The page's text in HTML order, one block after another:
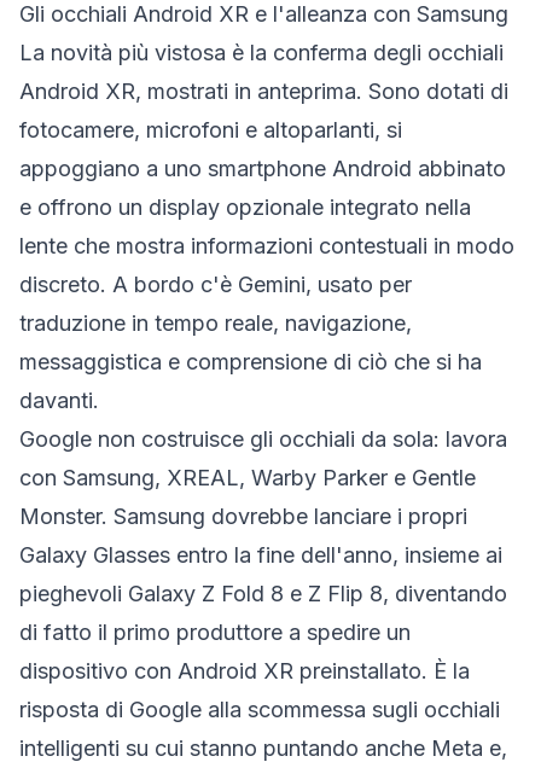
Gli occhiali Android XR e l'alleanza con Samsung
La novità più vistosa è la conferma degli occhiali
Android XR, mostrati in anteprima. Sono dotati di
fotocamere, microfoni e altoparlanti, si
appoggiano a uno smartphone Android abbinato
e offrono un display opzionale integrato nella
lente che mostra informazioni contestuali in modo
discreto. A bordo c'è Gemini, usato per
traduzione in tempo reale, navigazione,
messaggistica e comprensione di ciò che si ha
davanti.
Google non costruisce gli occhiali da sola: lavora
con Samsung, XREAL, Warby Parker e Gentle
Monster. Samsung dovrebbe lanciare i propri
Galaxy Glasses entro la fine dell'anno, insieme ai
pieghevoli Galaxy Z Fold 8 e Z Flip 8, diventando
di fatto il primo produttore a spedire un
dispositivo con Android XR preinstallato. È la
risposta di Google alla scommessa sugli occhiali
intelligenti su cui stanno puntando anche Meta e,